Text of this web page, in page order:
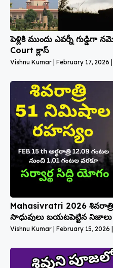
పెళ్లికి ముందు ఎవర్నీ గుడ్డిగా
Court క్లాస్
Vishnu Kumar February 17, 2026
Mahasivratri 2026
సాధువులు బయటపెట్టిన నిజాలు
Vishnu Kumar February 15, 2026